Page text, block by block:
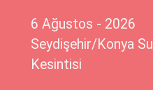
6 Ağustos - 2026
Seydişehir/Konya Su
Kesintisi